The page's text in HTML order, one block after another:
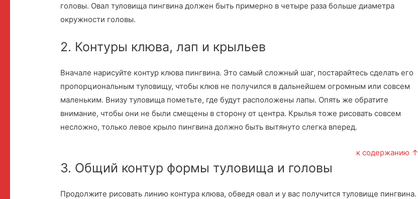
головы. Овал туловища пингвина должен быть примерно в четыре раза больше диаметра
окружности головы.
2. Контуры клюва, лап и крыльев
Вначале нарисуйте контур клюва пингвина. Это самый сложный шаг, постарайтесь сделать его
пропорциональным туловищу, чтобы клюв не получился в дальнейшем огромным или совсем
маленьким. Внизу туловища пометьте, где будут расположены лапы. Опять же обратите
внимание, чтобы они не были смещены в сторону от центра. Крылья тоже рисовать совсем
несложно, только левое крыло пингвина должно быть вытянуто слегка вперед.
к содержанию ↑
3. Общий контур формы туловища и головы
Продолжите рисовать линию контура клюва, обведя овал и у вас получится туловище пингвина.